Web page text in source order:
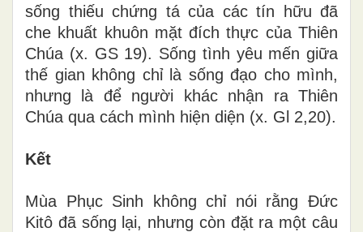
sống thiếu chứng tá của các tín hữu đã
che khuất khuôn mặt đích thực của Thiên
Chúa (x. GS 19). Sống tình yêu mến giữa
thế gian không chỉ là sống đạo cho mình,
nhưng là để người khác nhận ra Thiên
Chúa qua cách mình hiện diện (x. Gl 2,20).
Kết
Mùa Phục Sinh không chỉ nói rằng Đức
Kitô đã sống lại, nhưng còn đặt ra một câu